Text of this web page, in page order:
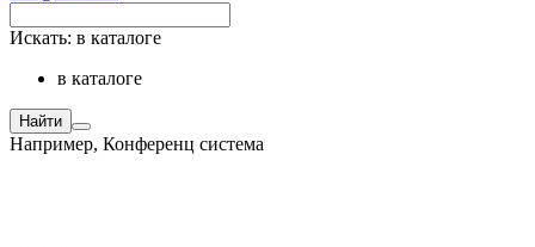
Искать: в каталоге
в каталоге
Найти
Например, Конференц система